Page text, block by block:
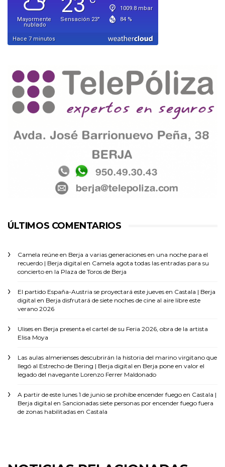
ÚLTIMOS COMENTARIOS
Camela reúne en Berja a varias generaciones en una noche para el
recuerdo | Berja digital en Camela agota todas las entradas para su
concierto en la Plaza de Toros de Berja
El partido España-Austria se proyectará este jueves en Castala | Berja
digital en Berja disfrutará de siete noches de cine al aire libre este
verano 2026
Ulises en Berja presenta el cartel de su Feria 2026, obra de la artista
Elisa Moya
Las aulas almerienses descubrirán la historia del marino virgitano que
llegó al Estrecho de Bering | Berja digital en Berja pone en valor el
legado del navegante Lorenzo Ferrer Maldonado
A partir de este lunes 1 de junio se prohíbe encender fuego en Castala |
Berja digital en Sancionadas siete personas por encender fuego fuera
de zonas habilitadas en Castala